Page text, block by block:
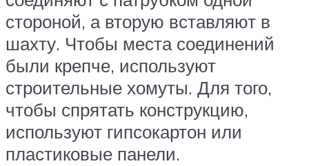
стороной, а вторую вставляют в
шахту. Чтобы места соединений
были крепче, используют
строительные хомуты. Для того,
чтобы спрятать конструкцию,
используют гипсокартон или
пластиковые панели.